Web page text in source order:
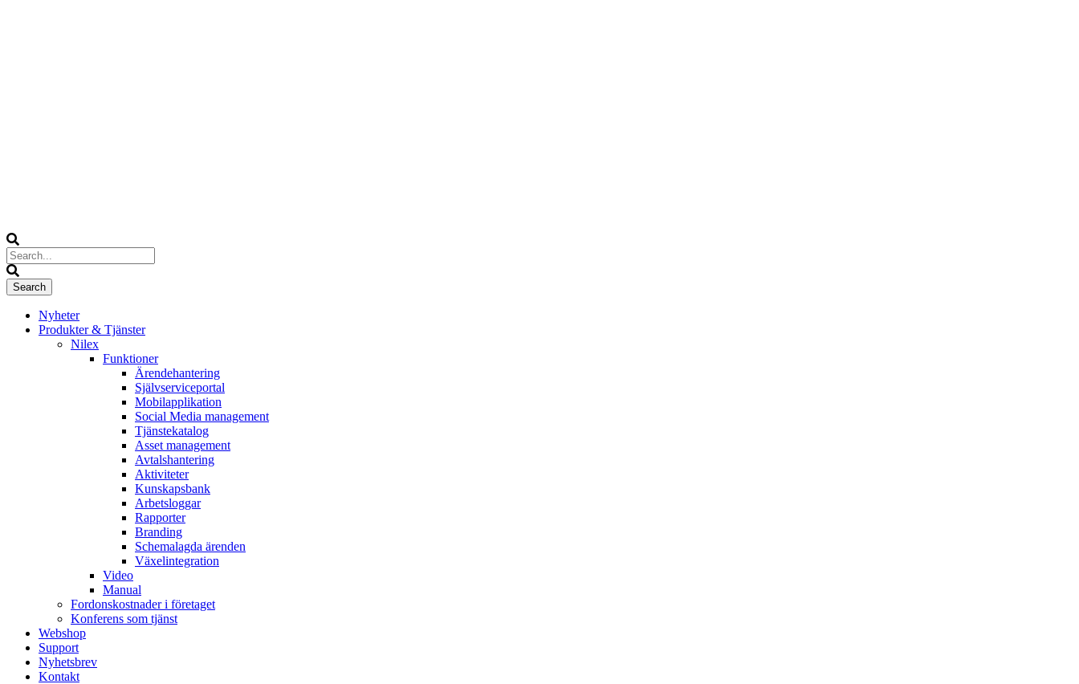
Nyheter
Produkter & Tjänster
Nilex
Funktioner
Ärendehantering
Självserviceportal
Mobilapplikation
Social Media management
Tjänstekatalog
Asset management
Avtalshantering
Aktiviteter
Kunskapsbank
Arbetsloggar
Rapporter
Branding
Schemalagda ärenden
Växelintegration
Video
Manual
Fordonskostnader i företaget
Konferens som tjänst
Webshop
Support
Nyhetsbrev
Kontakt